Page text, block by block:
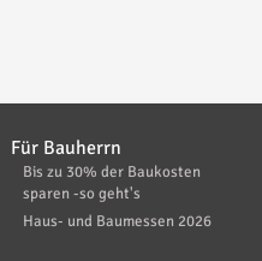
Für Bauherrn
Bis zu 30% der Baukosten
sparen -so geht's
Haus- und Baumessen 2026